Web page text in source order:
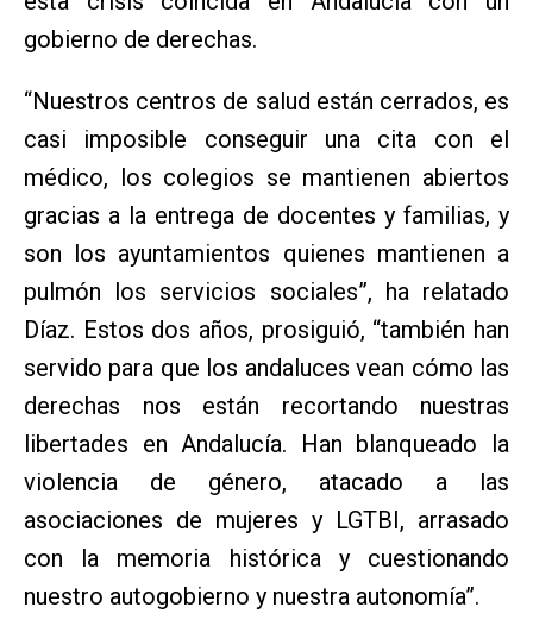
gobierno de derechas.
“Nuestros centros de salud están cerrados, es
casi imposible conseguir una cita con el
médico, los colegios se mantienen abiertos
gracias a la entrega de docentes y familias, y
son los ayuntamientos quienes mantienen a
pulmón los servicios sociales”, ha relatado
Díaz. Estos dos años, prosiguió, “también han
servido para que los andaluces vean cómo las
derechas nos están recortando nuestras
libertades en Andalucía. Han blanqueado la
violencia de género, atacado a las
asociaciones de mujeres y LGTBI, arrasado
con la memoria histórica y cuestionando
nuestro autogobierno y nuestra autonomía”.